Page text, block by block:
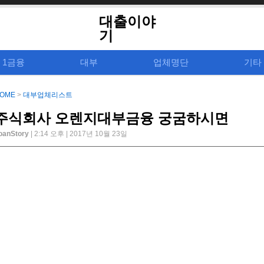
대출이야
기
1금융 대부 업체명단 기타
> 대부업체리스트
식회사 오렌지대부금융 궁굼하시면
| 2:14 오후 | 2017년 10월 23일